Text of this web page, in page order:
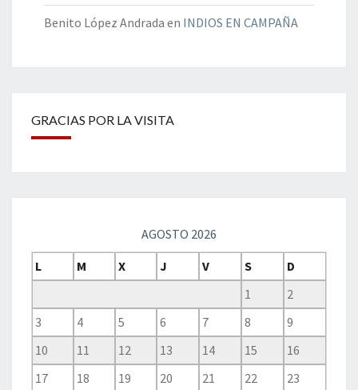
Benito López Andrada en INDIOS EN CAMPAÑA
GRACIAS POR LA VISITA
AGOSTO 2026
L
M X J V S
D
1
2
3
4 5 6 7 8
9
10
11 12 13 14 15
16
17
18 19 20 21 22
23